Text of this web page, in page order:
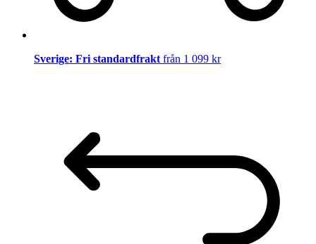
Sverige: Fri standardfrakt från 1 099 kr